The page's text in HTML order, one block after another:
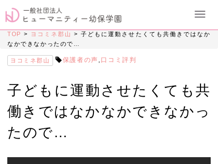
TOP > ヨコミネ郡山 > 子どもに運動させたくても共働きではなか
なかできなかったので…
ヨコミネ郡山 保護者の声 , 口コミ評判
子どもに運動させたくても共
働きではなかなかできなかっ
たので…